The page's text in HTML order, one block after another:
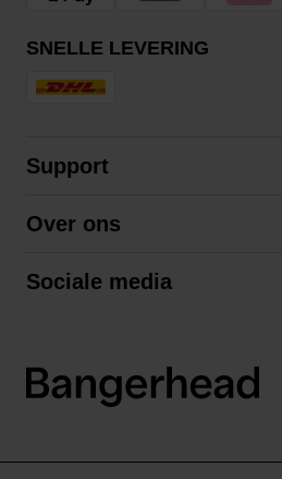
SNELLE LEVERING
Support
Algemene voorwaarden
Over ons
Sociale media
LinkedIn